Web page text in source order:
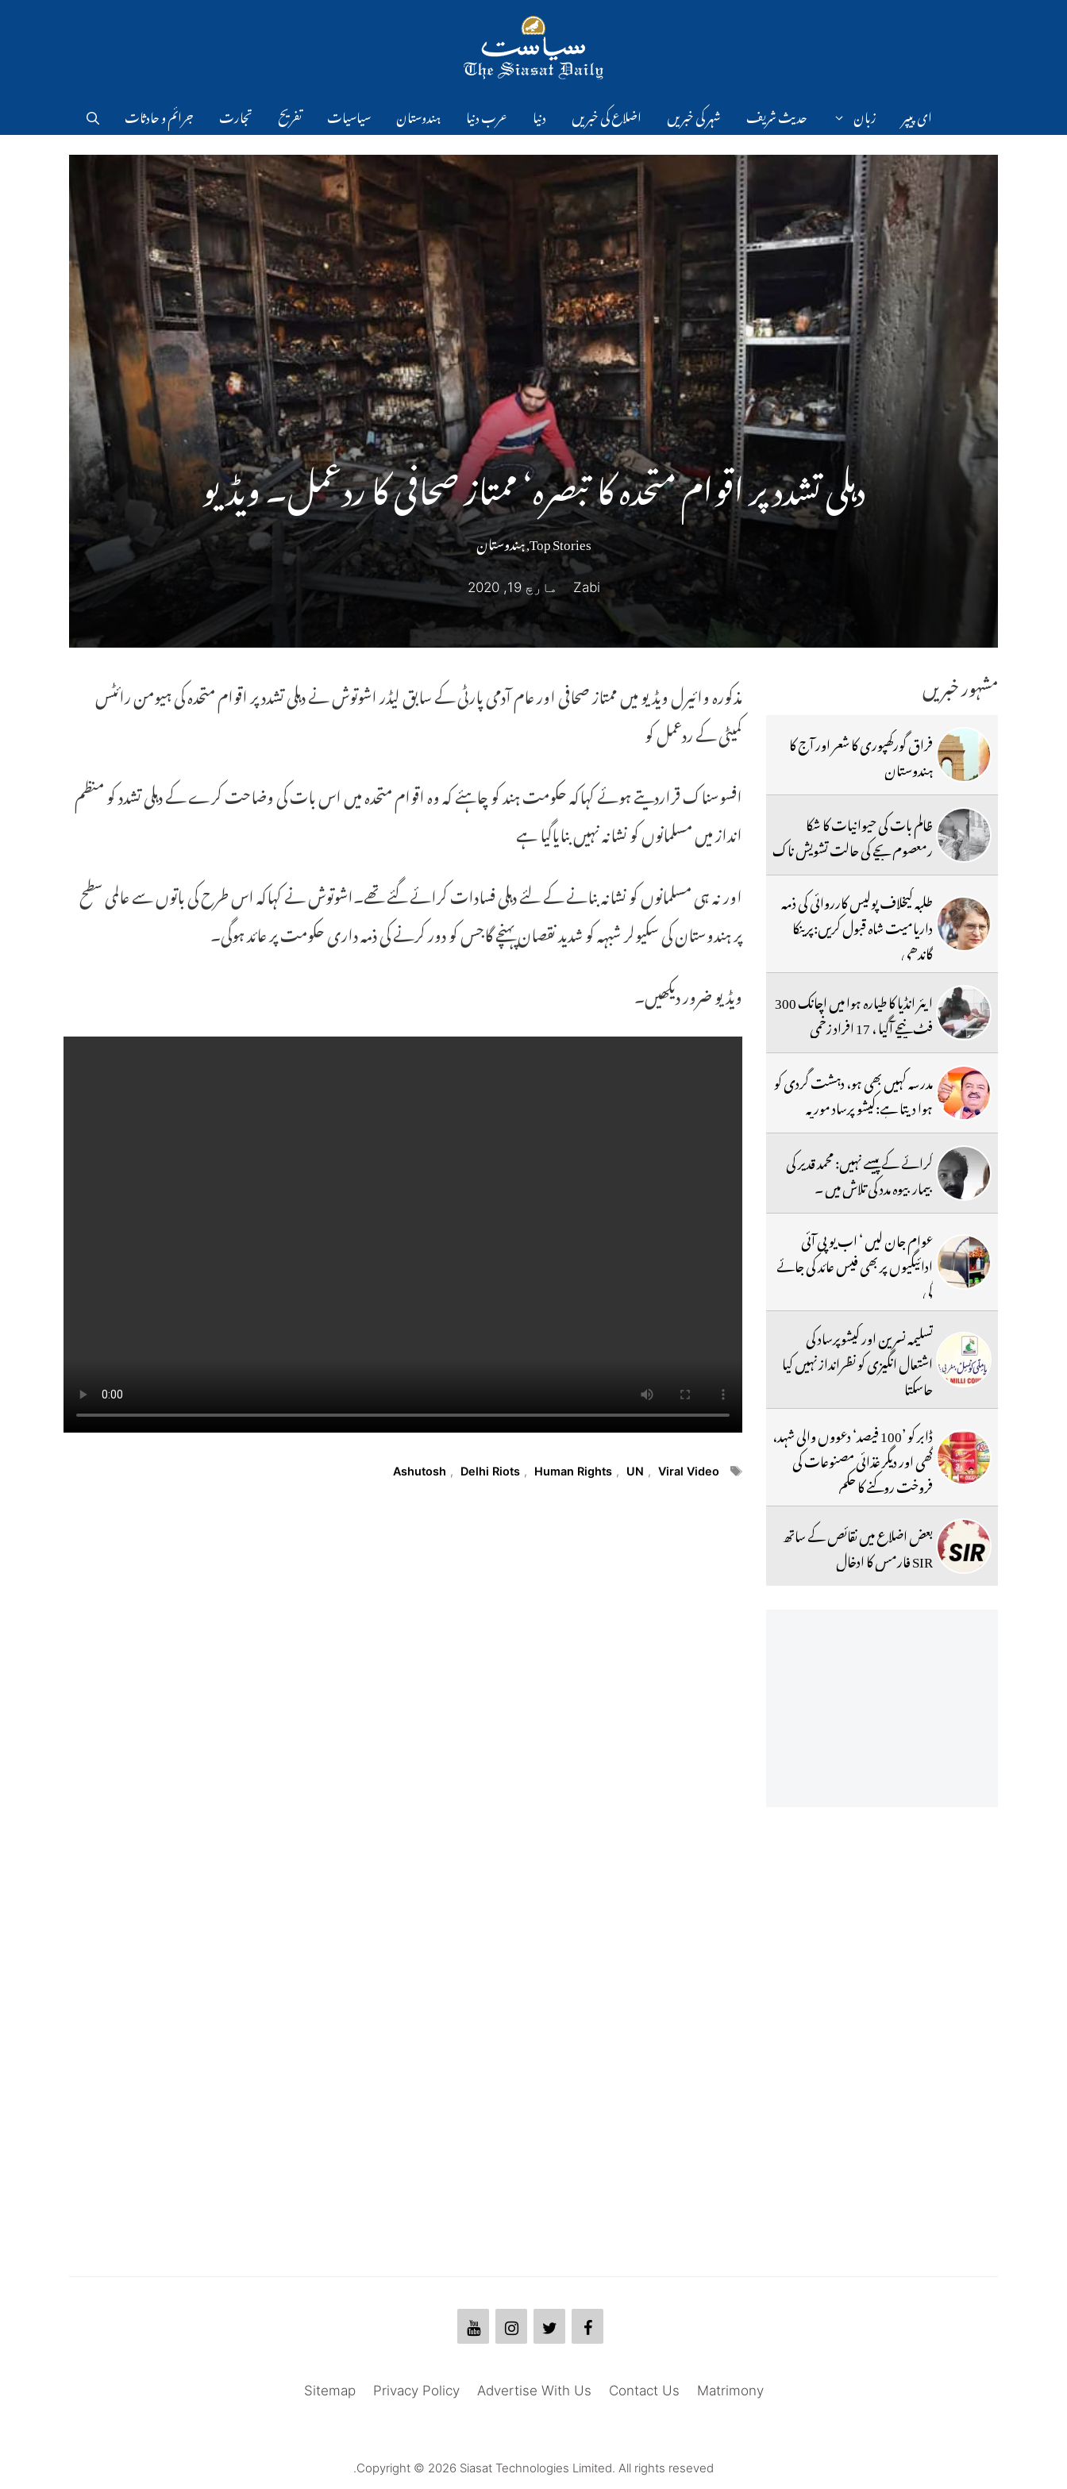
ای پیپر زبان حدیث شریف شہر کی خبریں اضلاع کی خبریں دنیا عرب دنیا ہندوستان سیاسیات تفریح تجارت جرائم و حادثات
دہلی تشدد پر اقوام متحدہ کا تبصرہ‘ ممتاز صحافی کا ردعمل۔ ویڈیو
Top Stories
,ہندوستان
Zabi مارچ 19, 2020
مذکورہ وائیرل ویڈیو میں ممتاز صحافی اور عام آدمی پارٹی کے سابق لیڈر اشوتوش نے دہلی تشدد پر اقوام متحدہ کی ہیومن رائٹس
کمیٹی کے ردعمل کو
افسوسناک قراردیتے ہوئے کہاکہ حکومت ہند کو چاہئے کہ وہ اقوام متحدہ میں اس بات کی وضاحت کرے کے دہلی تشدد کو منظم
انداز میں مسلمانوں کو نشانہ نہیں بنایاگیا ہے
اور نہ ہی مسلمانوں کو نشانہ بنانے کے لئے دہلی فسادات کرائے گئے تھے۔اشوتوش نے کہاکہ اس طرح کی باتوں سے عالمی سطح
پر ہندوستان کی سکیولر شبہہ کو شدید نقصان پہنچے گاجس کو دور کرنے کی ذمہ داری حکومت پر عائد ہوگی۔
ویڈیو ضرور دیکھیں۔
Tags
Ashutosh , Delhi Riots , Human Rights , UN , Viral Video
مشہور خبریں
فراق گورکھپوری کا شعر اور آج کا
ہندوستان
ظالم بات کی حیوانیات کا شکا
رمعصوم بچے کی حالت تشویش ناک
طلبہ کیخلاف پولیس کارروائی کی ذمہ
داریامیت شاہ قبول کریں:پرینکا
گاندھی
ایئر انڈیا کا طیارہ ہوا میں اچانک 300
فٹ نیچے آگیا ، 17 افراد زخمی
مدرسہ کہیں بھی ہو، دہشت گردی کو
ہوا دیتا ہے:کیشو پرساد موریہ
کرائے کے پیسے نہیں: محمد قدیر کی
بیمار بیوہ مدد کی تلاش میں ۔
عوام جان لیں ‘ اب یو پی آئی
ادائیگیوں پر بھی فیس عائد کی جائے
گی
تسلیمہ نسرین اور کیشوپرساد کی
اشتعال انگیزی کو نظرانداز نہیں کیا
جاسکتا
ڈابر کو ’100 فیصد‘ دعووں والی شہد،
گھی اور دیگر غذائی مصنوعات کی
فروخت روکنے کا حکم
بعض اضلاع میں نقائص کے ساتھ
SIR فارمس کا ادخال
Matrimony
Contact Us
Advertise With Us
Privacy Policy
Sitemap
Copyright © 2026 Siasat Technologies Limited. All rights reseved.